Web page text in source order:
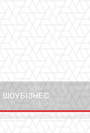
ШОУБІЗНЕС